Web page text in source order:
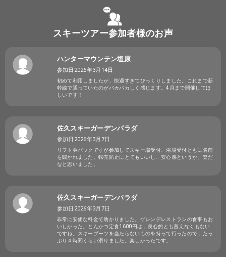
スキーツアー参加者様のお声
ハンターマウンテン塩原
参加日2026年3月14日
初めて利用しましたが、快適すぎてびっくりしました。これまで新
幹線で通っていたのがバカバカしく感じます。4月まで開催してほ
しいです！
佐久スキーガーデンパラダ
参加日2026年3月7日
リフト券パックですが参加してスキー場受付、浴場受付ともに名前
を聞かれました。転売防止にとてもいいし、安心感というか、楽だ
なと思いました。
佐久スキーガーデンパラダ
参加日2026年3月7日
非常に安価な料金で助かりました。ゲレンデレストランの食事もお
いしかった。とんかつ定食1600円は，良心的とも言えなくもない
ですね。スキーブーツを当たらないものを持って行ったので，たっ
ぷり４時間くらい滑りました。楽しかったです。